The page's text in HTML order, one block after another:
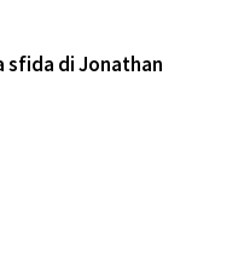
sfida di Jonathan